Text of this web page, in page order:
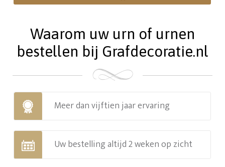
Waarom uw urn of urnen
bestellen bij Grafdecoratie.nl
Meer dan vijftien jaar ervaring
Uw bestelling altijd 2 weken op zicht